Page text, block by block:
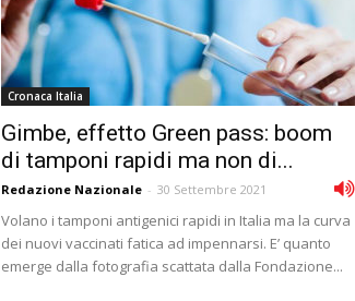
Cronaca Italia
Gimbe, effetto Green pass: boom
di tamponi rapidi ma non di...
Redazione Nazionale - 30 Settembre 2021
Volano i tamponi antigenici rapidi in Italia ma la curva
dei nuovi vaccinati fatica ad impennarsi. E’ quanto
emerge dalla fotografia scattata dalla Fondazione...